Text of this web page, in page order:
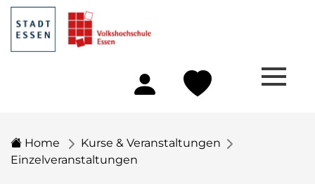
Home
Kurse & Veranstaltungen
Einzelveranstaltungen